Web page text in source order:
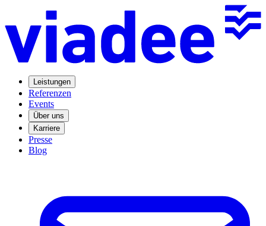
Leistungen
Referenzen
Events
Über uns
Karriere
Presse
Blog